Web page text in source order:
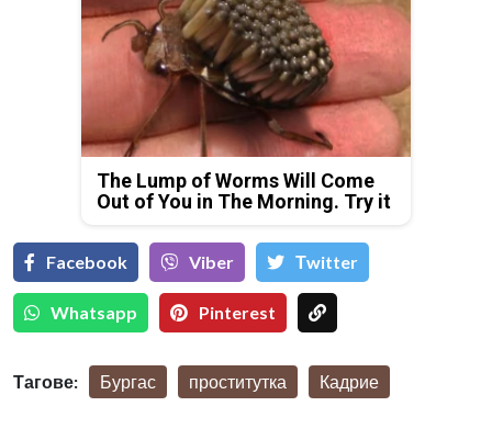
The Lump of Worms Will Come
Out of You in The Morning. Try it
Facebook Viber Тwitter
Whatsapp Pinterest
Тагове: Бургас проститутка Кадрие